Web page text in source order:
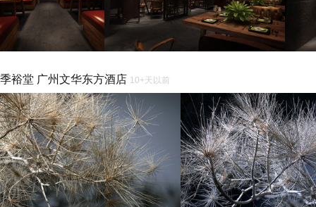
季裕堂 广州文华东方酒店 10+天以前